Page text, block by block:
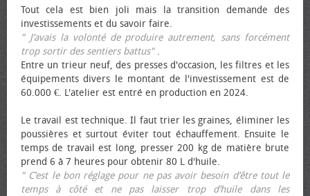
Tout cela est bien joli mais la transition demande des
investissements et du savoir faire.
" J’avais la volonté de produire autrement, sans forcément
trop sortir des sentiers battus".
Entre un trieur neuf, des presses d'occasion, les filtres et les
équipements divers le montant de l'investissement est de
60.000 €. L'atelier est entré en production en 2024.
Le travail est technique. Il faut trier les graines, éliminer les
poussières et surtout éviter tout échauffement. Ensuite le
temps de travail est long, presser 200 kg de matière brute
prend 6 à 7 heures pour obtenir 80 L d'huile.
" C’est le bon réglage pour ne pas avoir besoin d’être tout le
temps à côté et ne pas laisser trop d’huile dans les